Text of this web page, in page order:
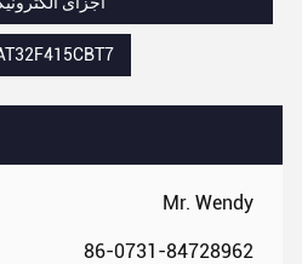
Mr. Wendy
86-0731-84728962